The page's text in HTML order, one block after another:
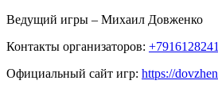
Ведущий игры – Михаил Довженко
Контакты организаторов:
Официальный сайт игр: https://